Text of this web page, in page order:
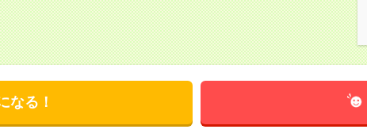
なる！